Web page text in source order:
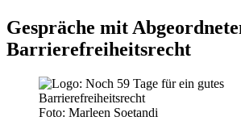
Gespräche mit
Barrierefreiheitsrecht
Foto: Marleen Soetandi